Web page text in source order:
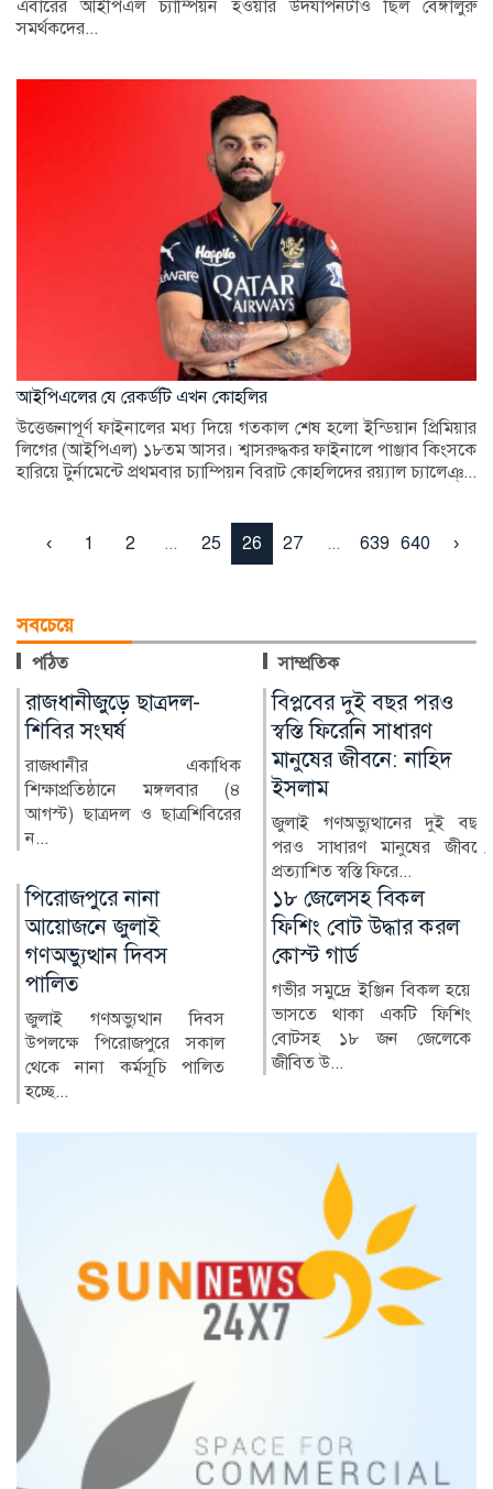
এবারের আইপিএল চ্যাম্পিয়ন হওয়ার উদযাপনটাও ছিল বেঙ্গালুরু
সমর্থকদের...
আইপিএলের যে রেকর্ডটি এখন কোহলির
উত্তেজনাপূর্ণ ফাইনালের মধ্য দিয়ে গতকাল শেষ হলো ইন্ডিয়ান প্রিমিয়ার
লিগের (আইপিএল) ১৮তম আসর। শ্বাসরুদ্ধকর ফাইনালে পাঞ্জাব কিংসকে
হারিয়ে টুর্নামেন্টে প্রথমবার চ্যাম্পিয়ন বিরাট কোহলিদের রয়্যাল চ্যালেঞ্...
‹ 1 2 ... 25 26 27 ... 639 640 ›
সবচেয়ে
পঠিত সাম্প্রতিক
বিপ্লবের দুই বছর পরও
স্বস্তি ফিরেনি সাধারণ
মানুষের জীবনে: নাহিদ
ইসলাম
জুলাই গণঅভ্যুত্থানের দুই বছর
পরও সাধারণ মানুষের জীবনে
পদোন্নতি ঘিরে পুলিশের
অন্দরে উত্তাপ
বাংলাদেশ পুলিশে অতিরিক্ত
মহাপরিদর্শক (অতিরিক্ত আইজিপি)
পদে পদোন্নতি প্রক্রিয়...
১৮ জেলেসহ বিকল
ফিশিং বোট উদ্ধার করল
কোস্ট গার্ড
গভীর সমুদ্রে ইঞ্জিন বিকল হয়ে
ভাসতে থাকা একটি ফিশিং
বোটসহ ১৮ জন জেলেকে
জীবিত উ...
বিপ্লবের দুই বছর পরও
স্বস্তি ফিরেনি সাধারণ
মানুষের জীবনে: নাহিদ
ইসলাম
জুলাই গণঅভ্যুত্থানের দুই বছর
পরও সাধারণ মানুষের জীবনে
প্রত্যাশিত স্বস্তি ফিরে...